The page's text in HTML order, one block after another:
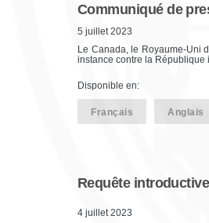
Communiqué de
5 juillet 2023
Le Canada, le Royaume-Uni
instance contre la République
Disponible en:
Français Anglais
Requête
4 juillet 2023